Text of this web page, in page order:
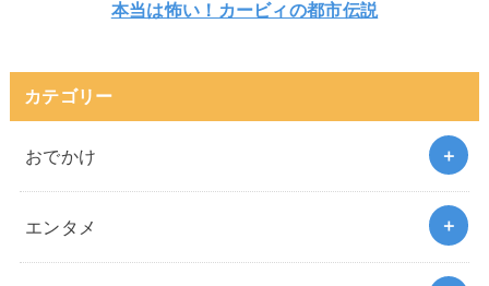
本当は怖い！カービィの都市伝説
カテゴリー
おでかけ
エンタメ